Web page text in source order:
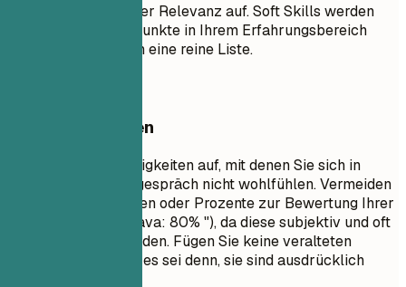
nach Kompetenz oder Relevanz auf. Soft Skills werden
besser durch Stichpunkte in Ihrem Erfahrungsbereich
dargestellt als durch eine reine Liste.
Besser vermeiden
Listen Sie keine Fähigkeiten auf, mit denen Sie sich in
einem Vorstellungsgespräch nicht wohlfühlen. Vermeiden
Sie Fortschrittsbalken oder Prozente zur Bewertung Ihrer
Fähigkeiten (z. B. "Java: 80% "), da diese subjektiv und oft
missverstanden werden. Fügen Sie keine veralteten
Technologien hinzu, es sei denn, sie sind ausdrücklich